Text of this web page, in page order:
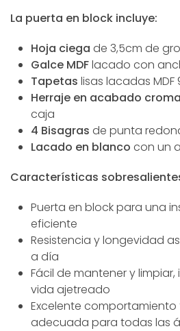
La puerta en block incluye:
Hoja ciega de 3,5cm de
Galce MDFlacado con
Tapetas lisas lacadas MDF
Herraje en acabado
caja
4 Bisagras de punta
Lacado en blanco con un
Características
Puerta en block para una
eficiente
Resistencia y longevidad
a día
Fácil de mantener y
vida ajetreado
Excelente
adecuada para todas las